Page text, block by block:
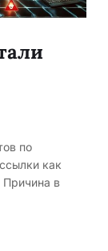
по
как
Причина в